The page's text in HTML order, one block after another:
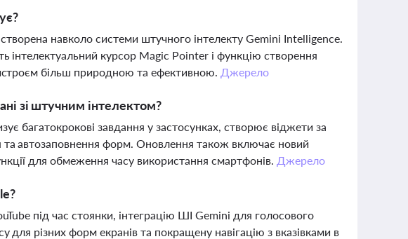
навколо системи штучного інтелекту Gemini Intelligence.
інтелектуальний курсор Magic Pointer і функцію створення
більш природною та ефективною. Джерело
зі штучним інтелектом?
багатокрокові завдання у застосунках, створює віджети за
автозаповнення форм. Оновлення також включає новий
для обмеження часу використання смартфонів. Джерело
під час стоянки, інтеграцію ШІ Gemini для голосового
різних форм екранів та покращену навігацію з вказівками в